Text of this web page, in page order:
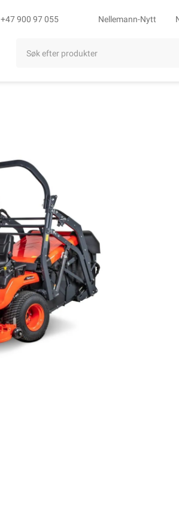
+47 900 97 055 Nellemann-Nytt